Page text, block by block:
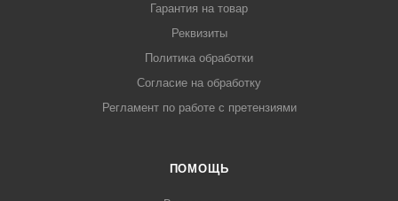
Гарантия на товар
Реквизиты
Политика обработки
Согласие на обработку
Регламент по работе с претензиями
ПОМОЩЬ